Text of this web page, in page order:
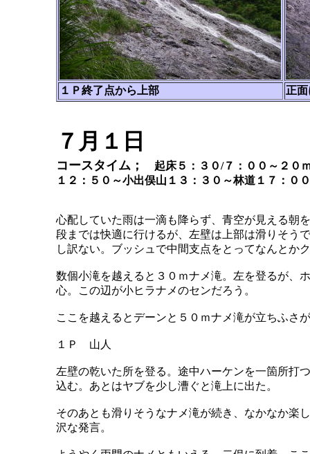
１Ｐ終了点から上部 正
７月１日
コースタイム；
起床５：３０/７：００～２０
１２：５０～小出俣山１３：３０～林道１７：０
心配していた雨は一滴も降らず、青空が見える朝
段までは快適に行けるが、左壁は上部は滑りそう
し訳ない。ブッシュで中間支点をとってなんとか
数個小滝を越えると３０ｍナメ滝。左を登るが、
心。この辺が小ヒラナメのセンだろう。
ここを越えるとデーンと５０ｍナメ滝が立ちふさ
１Ｐ 山人
左壁の乾いた所を登る。途中ハーケンを一箇所打
込む。あとはヤブを少し漕ぐと滝上に出た。
そのあとも滑りそうなナメ滝が続き、なかなか楽
沢な発言。